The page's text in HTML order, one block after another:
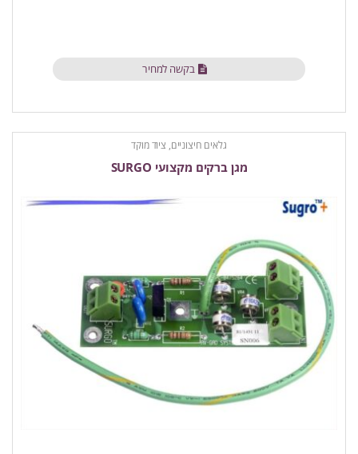
בקשה למחיר
גלאים חיצוניים, ציוד מוקד
מגן ברקים מקצועי SURGO